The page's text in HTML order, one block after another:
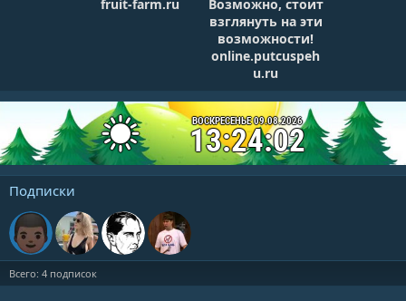
fruit-farm.ru
Возможно, стоит
взглянуть на эти
возможности!
online.putcuspeh
u.ru
ВОСКРЕСЕНЬЕ 09.08.2026
13:24:02
Подписки
Всего: 4 подписок